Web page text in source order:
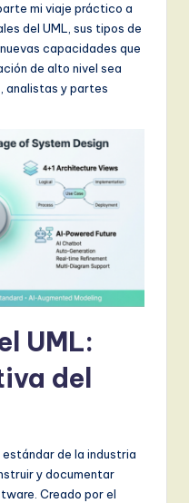
mi viaje práctico a
del UML, sus tipos de
capacidades que
de alto nivel sea
analistas y partes
UML:
del
estándar de la industria
y documentar
Creado por el